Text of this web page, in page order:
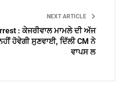
NEXT ARTICLE
: ਕੇਜਰੀਵਾਲ ਮਾਮਲੇ ਦੀ ਅੱਜ
ਹੋਵੇਗੀ ਸੁਣਵਾਈ, ਦਿੱਲੀ CM ਨੇ
ਵਾਪਸ ਲ